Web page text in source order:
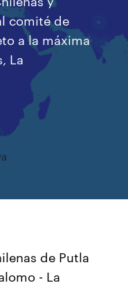
comité de
a la máxima
La
de Putla
- La